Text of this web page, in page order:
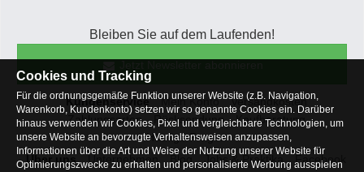
Bleiben Sie auf dem Laufenden!
Kundenservice Mein Konto
Versandkosten
Zahlungsarten
Rücksendung
Kaufberatung
Häufige Fragen
Über uns
Unternehmen Blog Jobs & Praktika
Facebook
Cookies und Tracking
Für die ordnungsgemäße Funktion unserer Website (z.B. Navigation,
Warenkorb, Kundenkonto) setzen wir so genannte Cookies ein. Darüber
hinaus verwenden wir Cookies, Pixel und vergleichbare Technologien, um
unsere Website an bevorzugte Verhaltensweisen anzupassen,
Informationen über die Art und Weise der Nutzung unserer Website für
Optimierungszwecke zu erhalten und personalisierte Werbung ausspielen